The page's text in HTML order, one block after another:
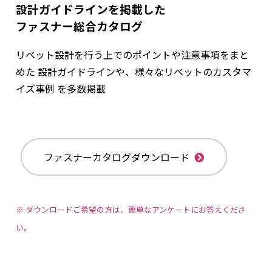
設計ガイドラインを掲載した
ファスナー総合カタログ
リベット設計を行う上でのポイントや注意事項をまと
めた 設計ガイドラインや、様々なリベットのカスタマ
イズ事例 を多数掲載
ファスナーカタログダウンロード
※ ダウンロードご希望の方は、簡単なアンケートにお答えくださ
い。